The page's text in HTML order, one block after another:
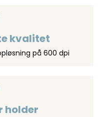
kvalitet
på 600 dpi
holder